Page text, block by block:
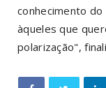
conhecimento
àqueles que
polarização",